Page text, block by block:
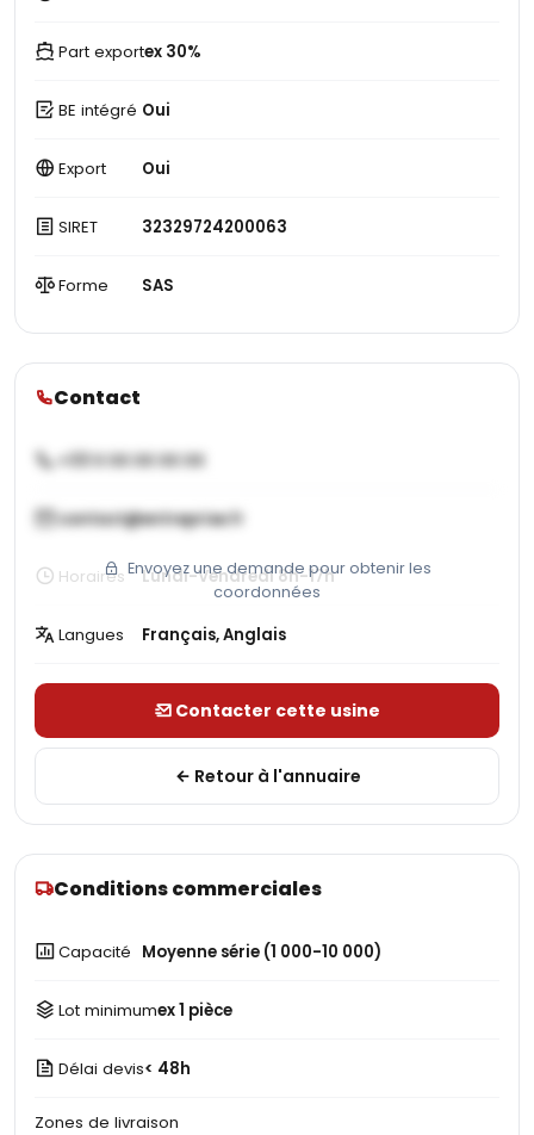
Part exportex 30%
BE intégré Oui
Export Oui
SIRET 32329724200063
Forme SAS
Contact
+33 X XX XX XX XX
contact@entreprise.fr
Envoyez une demande pour obtenir les
coordonnées
Horaires Lundi-Vendredi 8h-17h
Langues Français, Anglais
Contacter cette usine
Retour à l'annuaire
Conditions commerciales
Capacité Moyenne série (1 000-10 000)
Lot minimumex 1 pièce
Délai devis< 48h
Zones de livraison